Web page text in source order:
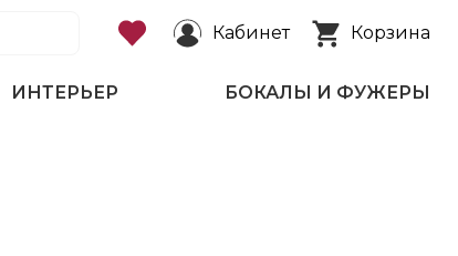
Кабинет Корзина
ИНТЕРЬЕР БОКАЛЫ И ФУЖЕРЫ